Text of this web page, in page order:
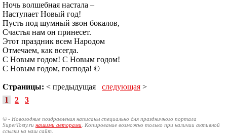
Ночь волшебная настала –
Наступает Новый год!
Пусть под шумный звон бокалов,
Счастья нам он принесет.
Этот праздник всем Народом
Отмечаем, как всегда.
С Новым годом! С Новым годом!
С Новым годом, господа! ©
Страницы: < предыдущая следующая >
1
2 3
© - Новогодние поздравления написаны специально для праздничного портала
SuperTosty.ru нашими авторами . Копирование возможно только при наличии активной
ссылки на наш сайт.